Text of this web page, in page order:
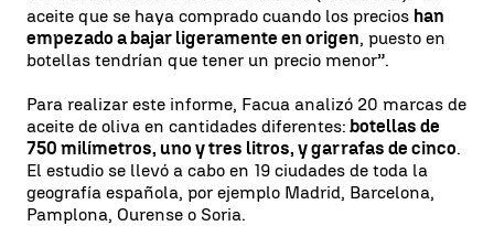
aceite que se haya comprado cuando los precios han
empezado a bajar ligeramente en origen, puesto en
botellas tendrían que tener un precio menor”.
Para realizar este informe, Facua analizó 20 marcas de
aceite de oliva en cantidades diferentes: botellas de
750 milímetros, uno y tres litros, y garrafas de cinco.
El estudio se llevó a cabo en 19 ciudades de toda la
geografía española, por ejemplo Madrid, Barcelona,
Pamplona, Ourense o Soria.